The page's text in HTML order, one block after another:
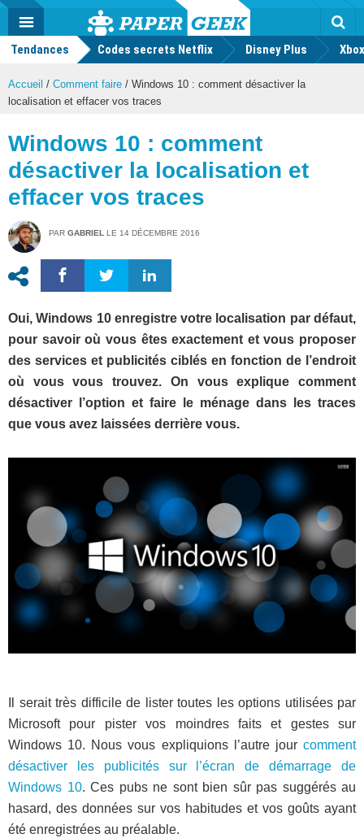
Actu
geek
MENU
Tendances Codes secrets Netflix Disney Plus
Accueil / Comment faire / Windows 10 : comment désactiver la
localisation et effacer vos traces
Windows 10 : comment
désactiver la localisation et
effacer vos traces
PAR GABRIEL LE 14 DÉCEMBRE 2016
Oui, Windows 10 enregistre votre localisation par défaut,
pour savoir où vous êtes exactement et vous proposer
des services et publicités ciblés en fonction de l’endroit
où vous vous trouvez. On vous explique comment
désactiver l’option et faire le ménage dans les traces
que vous avez laissées derrière vous.
Il serait très difficile de lister toutes les options utilisées par
Microsoft pour pister vos moindres faits et gestes sur
Windows 10. Nous vous expliquions l’autre jour comment
désactiver les publicités sur l’écran de démarrage de
Windows 10. Ces pubs ne sont bien sûr pas suggérés au
hasard, des données sur vos habitudes et vos goûts ayant
été enregistrées au préalable.
Mode
FacebookTwitter Youtube